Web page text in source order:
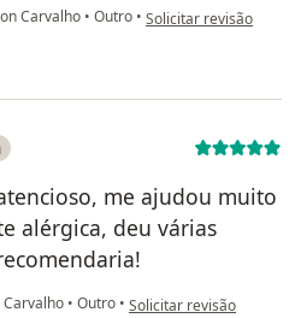
Carvalho • Outro • na opinião do
Solicitar revisão
me ajudou muito
alérgica, deu várias
Carvalho • Outro • na opinião do utilizador Cf
Solicitar revisão